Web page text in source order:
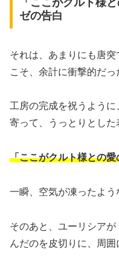
ゼの告白
それは、あまりにも唐
こそ、余計に衝撃的だっ
工房の完成を祝うよう
寄って、うっとりとした
「ここがクルト様との
一瞬、空気が凍ったよう
そのあと、ユーリシア
んだのを皮切りに、周囲